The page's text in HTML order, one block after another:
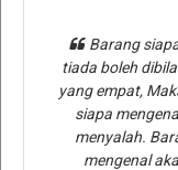
Barang
tiada boleh
yang empat,
siapa
menyalah.
mengenal